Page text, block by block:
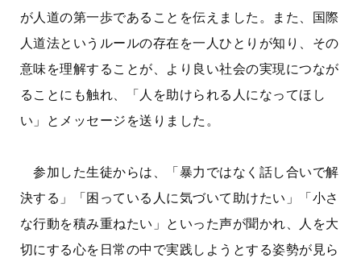
が人道の第一歩であることを伝えました。また、国際
人道法というルールの存在を一人ひとりが知り、その
意味を理解することが、より良い社会の実現につなが
ることにも触れ、「人を助けられる人になってほし
い」とメッセージを送りました。
参加した生徒からは、「暴力ではなく話し合いで解
決する」「困っている人に気づいて助けたい」「小さ
な行動を積み重ねたい」といった声が聞かれ、人を大
切にする心を日常の中で実践しようとする姿勢が見ら